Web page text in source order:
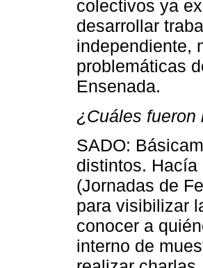
colectivos ya
desarrollar
independiente,
problemáticas
Ensenada.
¿Cuáles fueron
SADO:
distintos.
(Jornadas de
para visibilizar
conocer a
interno de